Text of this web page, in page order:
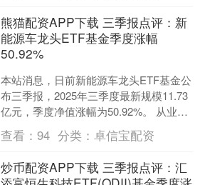
熊猫配资APP下载 三季报点评：新
能源车龙头ETF基金季度涨幅
50.92%
本站消息，日前新能源车龙头ETF基金公
布三季报，2025年三季度最新规模11.73
亿元，季度净值涨幅为50.92%。 从业绩
表现来看，新能源车龙头ETF基金过去....
查看：94 分类：卓信宝配资
炒币配资APP下载 三季报点评：汇